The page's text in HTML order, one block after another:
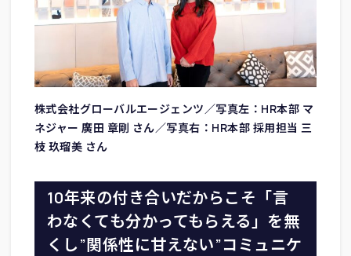
株式会社グローバルエージェンツ／写真左：HR本部 マ
ネジャー 廣田 章剛 さん／写真右：HR本部 採用担当 三
枝 玖瑠美 さん
10年来の付き合いだからこそ「言
わなくても分かってもらえる」を無
くし”関係性に甘えない”コミュニケ